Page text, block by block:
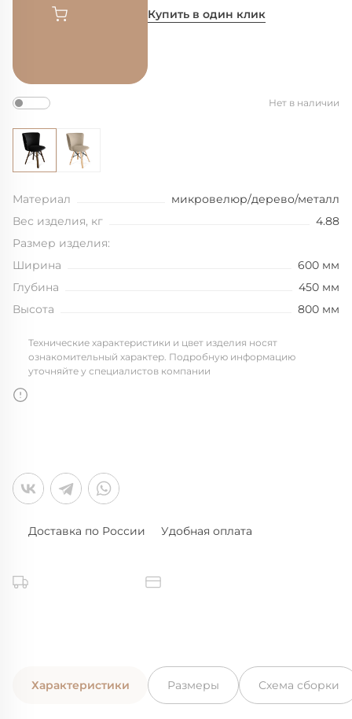
Купить в один клик
Нет в наличии
Материал
микровелюр/дерево/металл
Вес изделия, кг
4.88
Размер изделия:
Ширина
600 мм
Глубина
450 мм
Высота
800 мм
Технические характеристики и цвет изделия носят
ознакомительный характер. Подробную информацию
уточняйте у специалистов компании
Доставка по России Удобная оплата
Характеристики Размеры Схема сборки